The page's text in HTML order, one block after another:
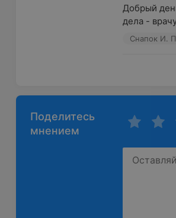
Добрый
дела -
Снапок И.
Поделитесь
мнением